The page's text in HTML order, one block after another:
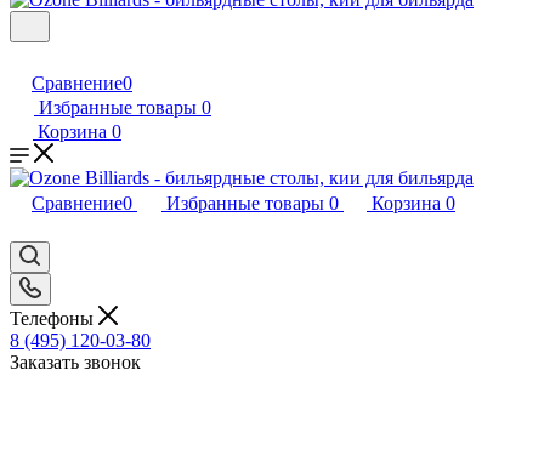
Сравнение0
Избранные товары 0
Корзина 0
Сравнение0 Избранные товары 0 Корзина 0
Телефоны
8 (495) 120-03-80
Заказать звонок